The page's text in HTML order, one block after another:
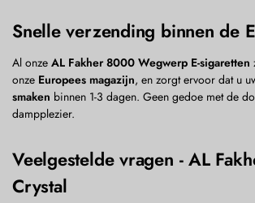
Snelle verzending binnen de
Al onze AL Fakher 8000 Wegwerp E-sigaretten
onze Europees magazijn, en zorgt ervoor dat u
smaken binnen 1-3 dagen. Geen gedoe met de
dampplezier.
Veelgestelde vragen - AL
Crystal